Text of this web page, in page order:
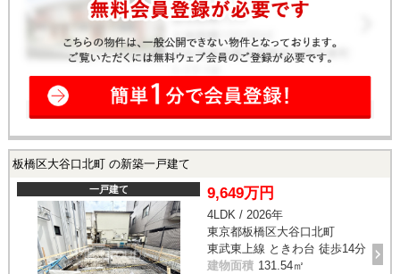
板橋区大谷口北町 の新築一戸建て
一戸建て 9,649万円
4LDK / 2026年
東京都板橋区大谷口北町
東武東上線 ときわ台 徒歩14分
建物面積 131.54㎡